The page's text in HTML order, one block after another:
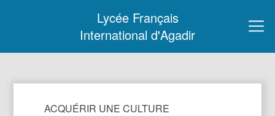
Lycée Français
International d'Agadir
ACQUÉRIR UNE CULTURE